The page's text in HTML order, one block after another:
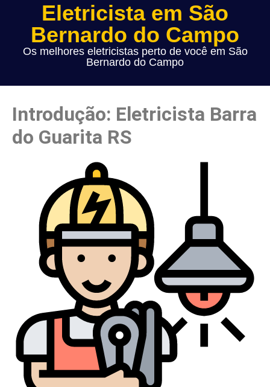
Eletricista em São
Bernardo do Campo
Os melhores eletricistas perto de você em São
Bernardo do Campo
Introdução: Eletricista Barra
do Guarita RS